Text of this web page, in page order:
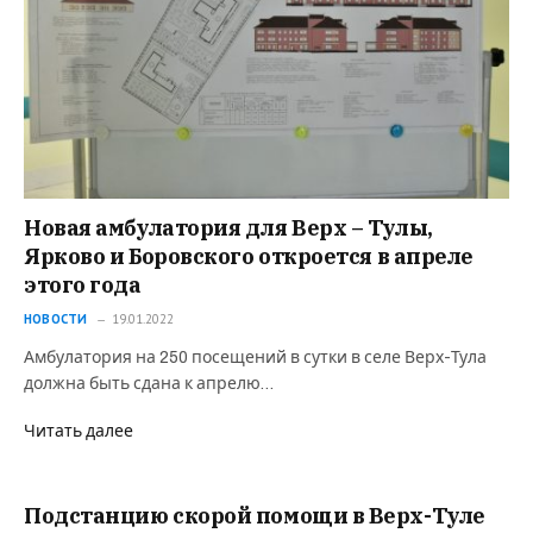
Новая амбулатория для Верх – Тулы,
Ярково и Боровского откроется в апреле
этого года
НОВОСТИ 19.01.2022
Амбулатория на 250 посещений в сутки в селе Верх-Тула
должна быть сдана к апрелю…
Читать далее
Подстанцию скорой помощи в Верх-Туле